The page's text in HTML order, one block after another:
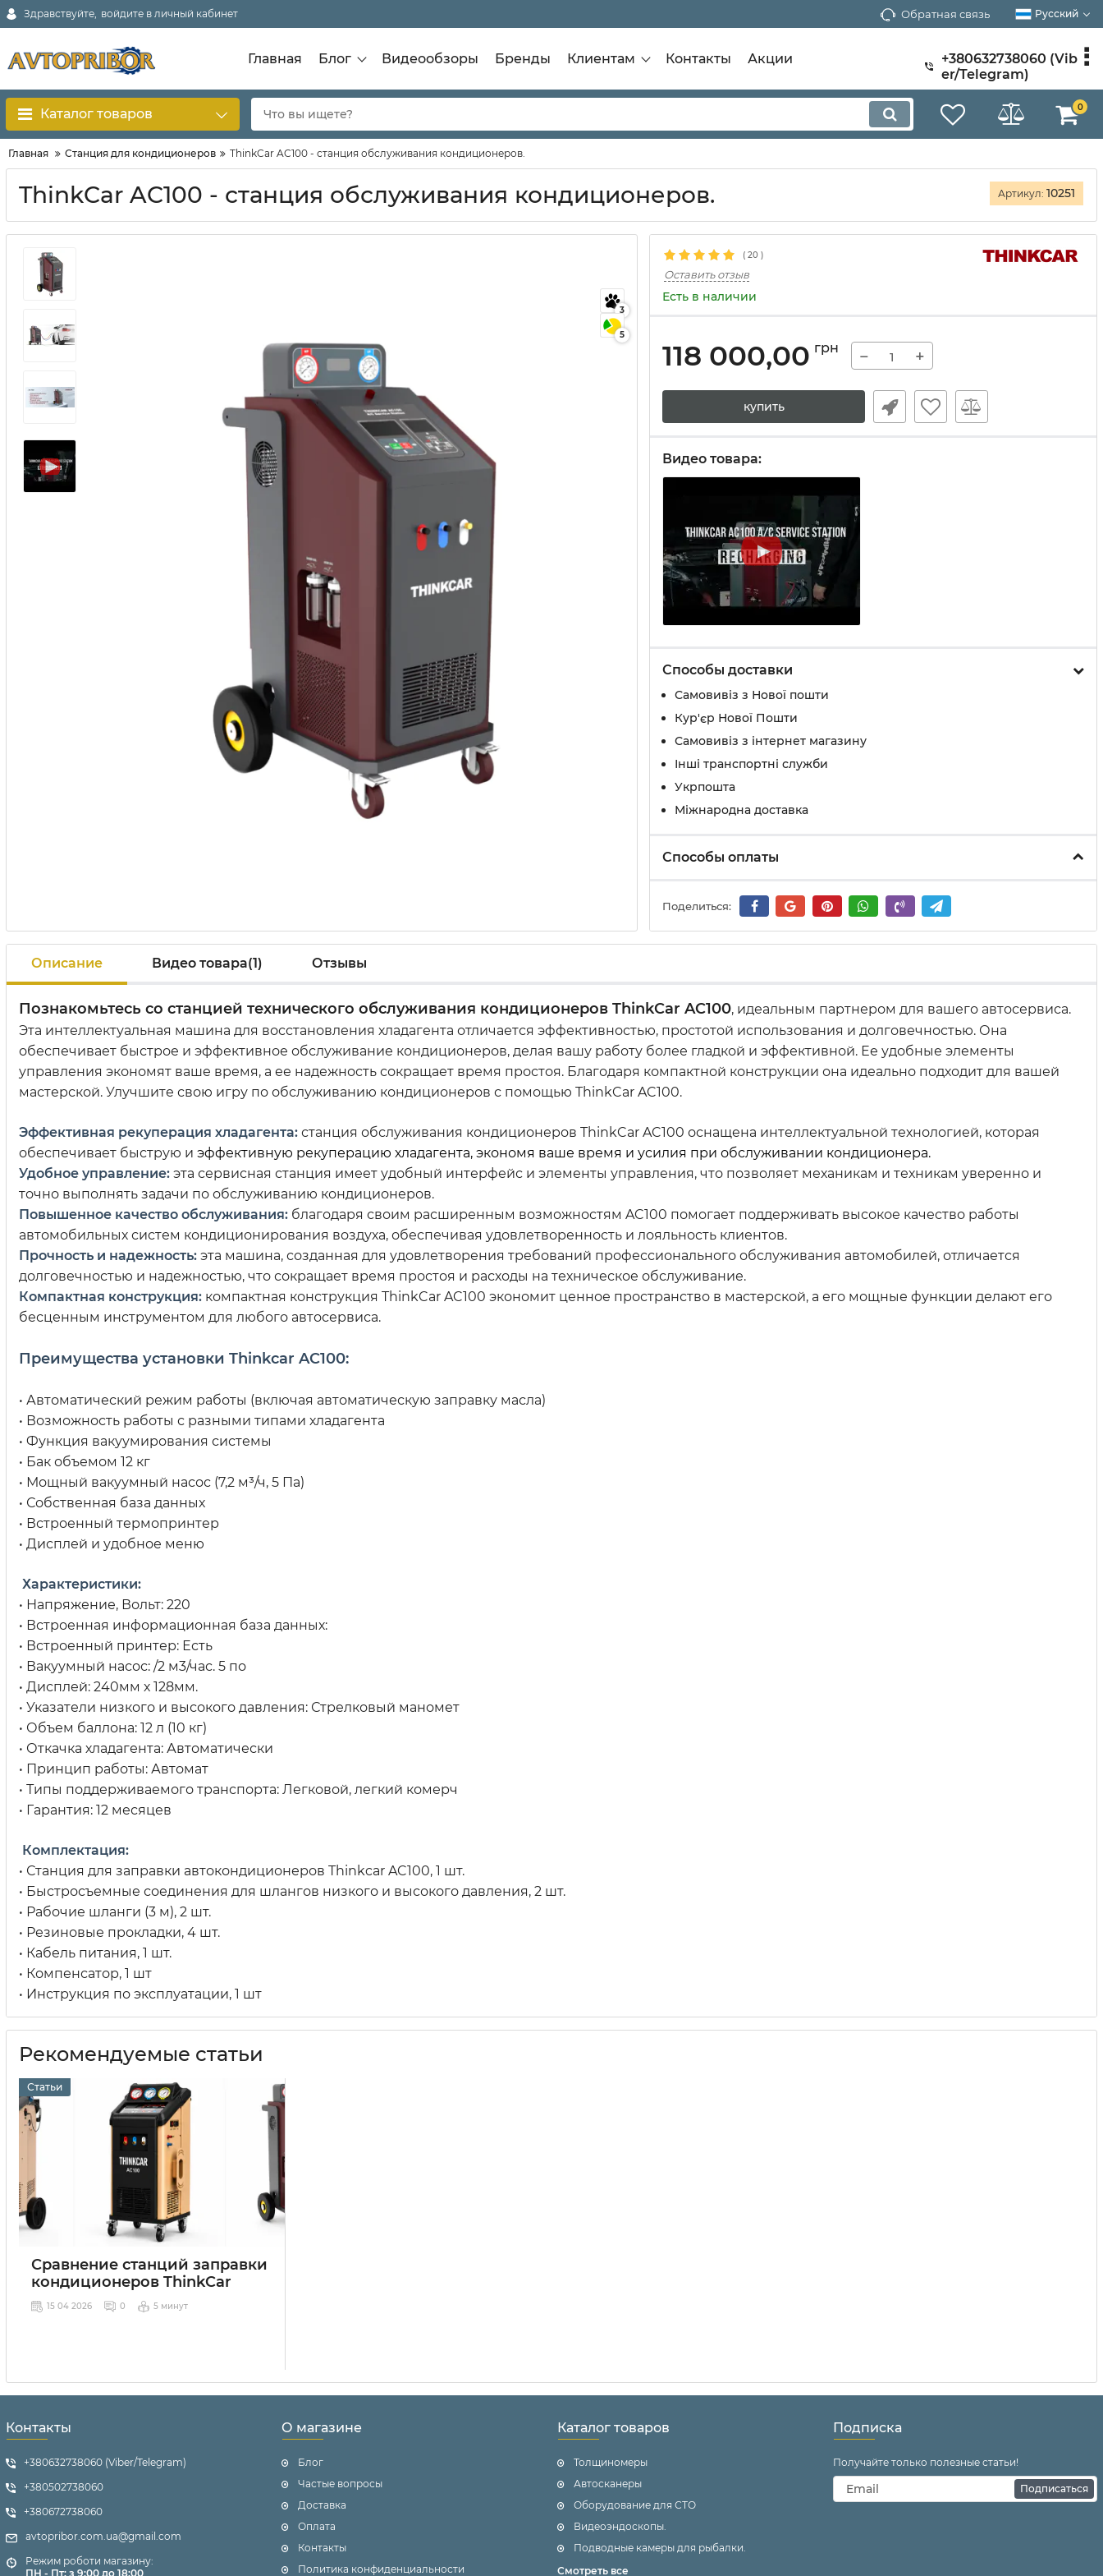
Здравствуйте, войдите в личный кабинет Обратная связь Русский
Главная Блог Видеообзоры Бренды Клиентам Контакты Акции
+380632738060 (Vib
er/Telegram)
Каталог товаров 0
Главная Станция для кондиционеров ThinkCar AC100 - станция обслуживания кондиционеров.
ThinkCar AC100 - станция обслуживания кондиционеров. Артикул: 10251
3
5
( 20 )
Оставить отзыв
Есть в наличии
118 000,00 грн − +
купить
Видео товара:
Способы доставки
Самовивіз з Нової пошти
Кур'єр Нової Пошти
Самовивіз з інтернет магазину
Інші транспортні служби
Укрпошта
Міжнародна доставка
Способы оплаты
Поделиться:
Описание Видео товара(1) Отзывы
Познакомьтесь со станцией технического обслуживания кондиционеров ThinkCar AC100, идеальным партнером для вашего автосервиса.
Эта интеллектуальная машина для восстановления хладагента отличается эффективностью, простотой использования и долговечностью. Она
обеспечивает быстрое и эффективное обслуживание кондиционеров, делая вашу работу более гладкой и эффективной. Ее удобные элементы
управления экономят ваше время, а ее надежность сокращает время простоя. Благодаря компактной конструкции она идеально подходит для вашей
мастерской. Улучшите свою игру по обслуживанию кондиционеров с помощью ThinkCar AC100.
Эффективная рекуперация хладагента: станция обслуживания кондиционеров ThinkCar AC100 оснащена интеллектуальной технологией, которая
обеспечивает быструю и эффективную рекуперацию хладагента, экономя ваше время и усилия при обслуживании кондиционера.
Удобное управление: эта сервисная станция имеет удобный интерфейс и элементы управления, что позволяет механикам и техникам уверенно и
точно выполнять задачи по обслуживанию кондиционеров.
Повышенное качество обслуживания: благодаря своим расширенным возможностям AC100 помогает поддерживать высокое качество работы
автомобильных систем кондиционирования воздуха, обеспечивая удовлетворенность и лояльность клиентов.
Прочность и надежность: эта машина, созданная для удовлетворения требований профессионального обслуживания автомобилей, отличается
долговечностью и надежностью, что сокращает время простоя и расходы на техническое обслуживание.
Компактная конструкция: компактная конструкция ThinkCar AC100 экономит ценное пространство в мастерской, а его мощные функции делают его
бесценным инструментом для любого автосервиса.
Преимущества установки Thinkcar AC100:
• Автоматический режим работы (включая автоматическую заправку масла)
• Возможность работы с разными типами хладагента
• Функция вакуумирования системы
• Бак объемом 12 кг
• Мощный вакуумный насос (7,2 м³/ч, 5 Па)
• Собственная база данных
• Встроенный термопринтер
• Дисплей и удобное меню
Характеристики:
• Напряжение, Вольт: 220
• Встроенная информационная база данных:
• Встроенный принтер: Есть
• Вакуумный насос: /2 м3/час. 5 по
• Дисплей: 240мм х 128мм.
• Указатели низкого и высокого давления: Стрелковый маномет
• Объем баллона: 12 л (10 кг)
• Откачка хладагента: Автоматически
• Принцип работы: Автомат
• Типы поддерживаемого транспорта: Легковой, легкий комерч
• Гарантия: 12 месяцев
Комплектация:
• Станция для заправки автокондиционеров Thinkcar AC100, 1 шт.
• Быстросъемные соединения для шлангов низкого и высокого давления, 2 шт.
• Рабочие шланги (3 м), 2 шт.
• Резиновые прокладки, 4 шт.
• Кабель питания, 1 шт.
• Компенсатор, 1 шт
• Инструкция по эксплуатации, 1 шт
Рекомендуемые статьи
Статьи
Сравнение станций заправки
кондиционеров ThinkCar
15 04 2026 0 5 минут
Контакты
+380632738060 (Viber/Telegram)
+380502738060
+380672738060
avtopribor.com.ua@gmail.com
Режим роботи магазину:
ПН - Пт: з 9:00 до 18:00
О магазине
Блог
Частые вопросы
Доставка
Оплата
Контакты
Политика конфиденциальности
Каталог товаров
Толщиномеры
Автосканеры
Оборудование для СТО
Видеоэндоскопы.
Подводные камеры для рыбалки.
Смотреть все
Подписка
Получайте только полезные статьи!
Подписаться